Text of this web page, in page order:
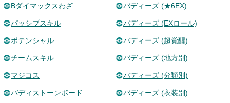
Bダイマックスわざ
パッシブスキル
ポテンシャル
チームスキル
マジコス
バディストーンボード
バディーズ (★6EX)
バディーズ (EXロール)
バディーズ (超覚醒)
バディーズ (地方別)
バディーズ (分類別)
バディーズ (衣装別)